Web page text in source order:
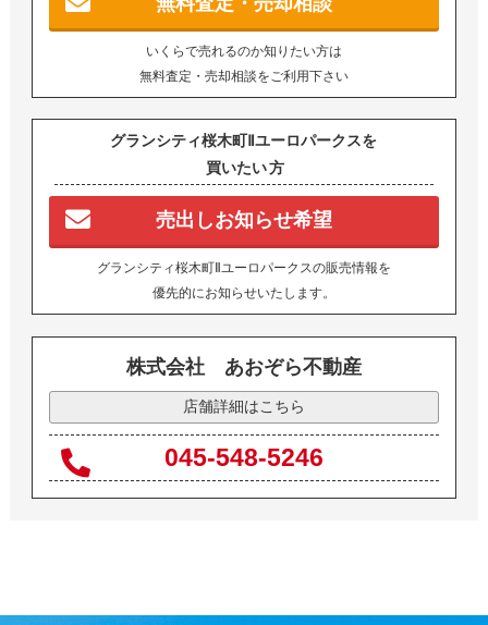
いくらで売れるのか知りたい方は
無料査定・売却相談をご利用下さい
グランシティ桜木町Ⅱユーロパークスを
買いたい方
売出しお知らせ希望
グランシティ桜木町Ⅱユーロパークスの販売情報を
優先的にお知らせいたします。
株式会社 あおぞら不動産
店舗詳細はこちら
045-548-5246